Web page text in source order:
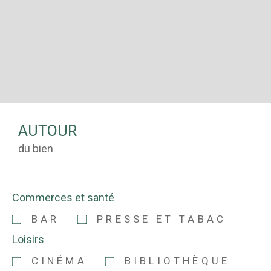
AUTOUR
du bien
Commerces et santé
BAR PRESSE ET TABAC
Loisirs
CINÉMA BIBLIOTHÈQUE